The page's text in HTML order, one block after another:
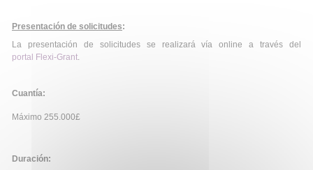
Presentación de solicitudes:
La presentación de solicitudes se realizará vía online a través del
portal Flexi-Grant.
Cuantía:
Máximo 255.000£
Duración: